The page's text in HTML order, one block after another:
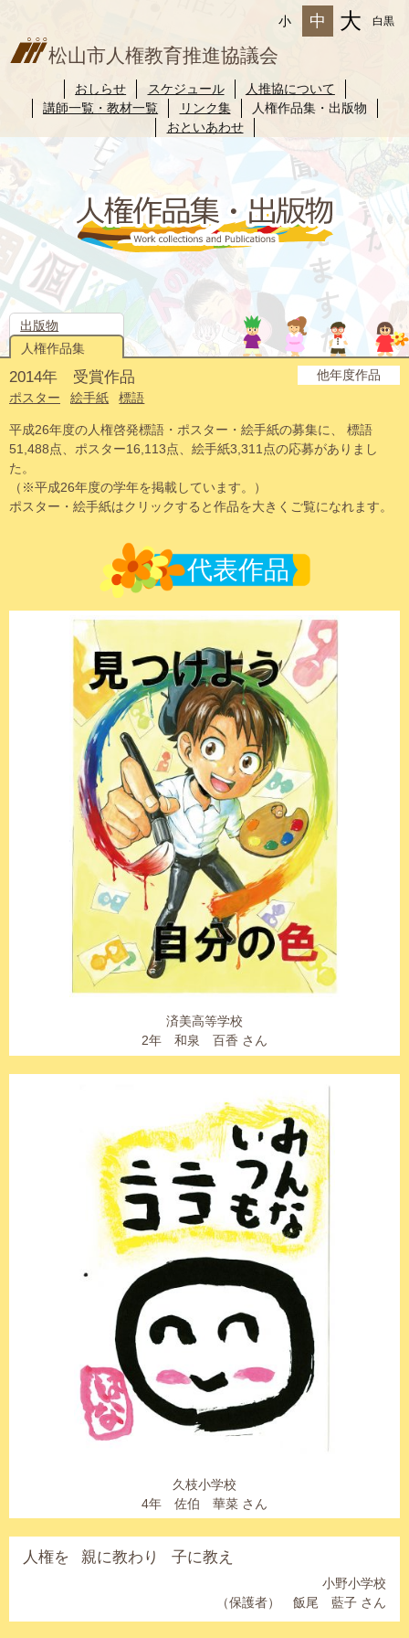
小 中 大 白黒
松山市人権教育推進協議会
おしらせ スケジュール
人推協について
講師一覧・教材一覧
リンク集
人権作品集・出版物
おといあわせ
人権作品集
出版物
他年度作品
2014年 受賞作品
ポスター 絵手紙 標語
平成26年度の人権啓発標語・ポスター・絵手紙の募集に、 標語
51,488点、ポスター16,113点、絵手紙3,311点の応募がありまし
た。
（※平成26年度の学年を掲載しています。）
ポスター・絵手紙はクリックすると作品を大きくご覧になれます。
代表作品
済美高等学校
2年 和泉 百香 さん
久枝小学校
4年 佐伯 華菜 さん
人権を 親に教わり 子に教え
小野小学校
（保護者） 飯尾 藍子 さん